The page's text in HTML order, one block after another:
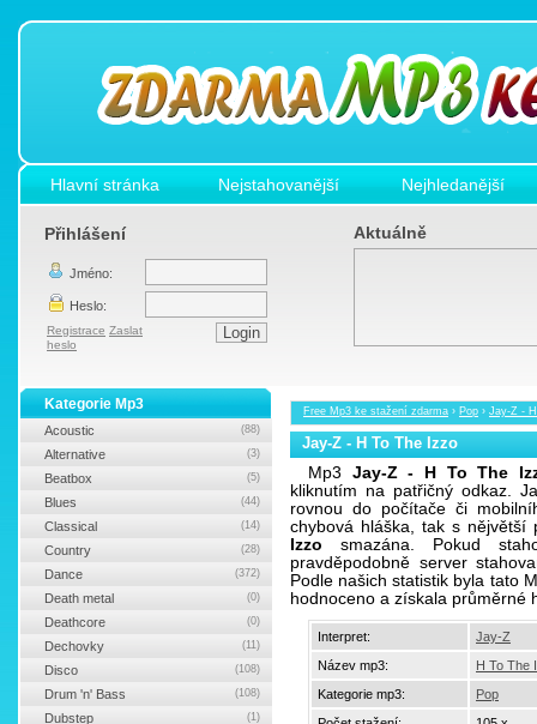
Hlavní stránka Nejstahovanější Nejhledanější
Přihlášení
Jméno:
Heslo:
Registrace Zaslat
heslo
Aktuálně
Free Mp3 ke stažení zdarma › Pop › Jay-Z -
Jay-Z - H To The Izzo
Mp3 Jay-Z - H To The
kliknutím na patřičný odkaz.
rovnou do počítače či
chybová hláška, tak s
Izzo smazána. Pokud
pravděpodobně server
Podle našich statistik byla tato
hodnoceno a získala průměrné
Interpret:
Jay-Z
Název mp3:
H To The
Kategorie mp3:
Pop
Kategorie Mp3
Acoustic (88)
Alternative (3)
Beatbox (5)
Blues (44)
Classical (14)
Country (28)
Dance (372)
Death metal (0)
Deathcore (0)
Dechovky (11)
Disco (108)
Drum 'n' Bass (108)
Dubstep (1)